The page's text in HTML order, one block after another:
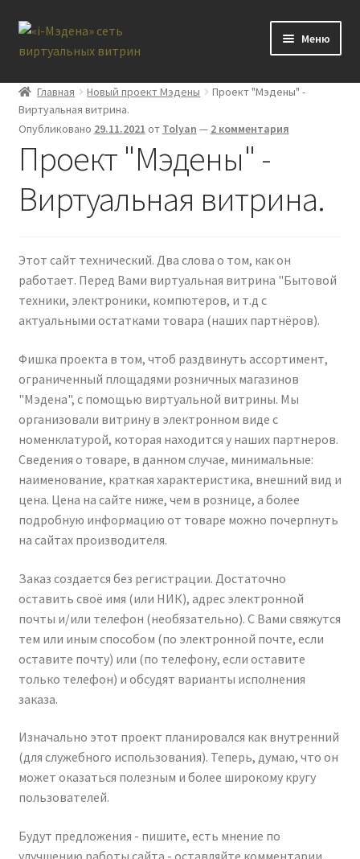
Перейти
к
Перейти
к
Меню
Блог
Виртуальная витрина
Контакты
Главная Новый проект Мэдены
Проект "Мэдены" -
Виртуальная витрина.
Опубликовано 29.11.2021 от Tolyan — 2 комментария
Проект "Мэдены" -
Виртуальная витрина.
Этот сайт технический. Два слова о том, как он
работает. Перед Вами виртуальная витрина "Бытовой
техники, электроники, компютеров, и т.д с
актуальными остатками товара (наших партнёров).
Фишка проекта в том, чтоб раздвинуть ассортимент,
ограниченный площадями розничных магазинов
"Мэдена", с помощью виртуальной витрины. Мы
организовали витрину в электронном виде с
номенклатурой, которая находится у наших партнеров.
Сведения о товаре, в данном случае, минимальные:
наименование, краткая характеристика, внешний вид и
цена. Цена на сайте ниже, чем в рознице, а более
подробную информацию от товаре можно почерпнуть
на сайтах производителя.
Заказ создается без регистрации. Достаточно
оставить своё имя (или НИК), адрес электронной
почты и/или телефон (необязательно). С Вами свяжутся
тем или иным способом (по электронной почте, если
оставите почту) или (по телефону, если оставите
только телефон) и обсудят варианты исполнения
заказа.
Изначально этот проект планировался как внутренний
(для служебного использования). Теперь, думаю, что он
может оказаться полезным и более широкому кругу
пользователей.
Будут предложения - пишите, есть мнение по
улучшению работы сайта - оставляйте комментарии,